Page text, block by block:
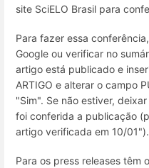
site SciELO Brasil para
Para fazer essa
Google ou verificar no
artigo está publicado e
ARTIGO e alterar o campo
"Sim". Se não estiver,
foi conferida a publicação
artigo verificada em 10/01").
Para os press releases têm